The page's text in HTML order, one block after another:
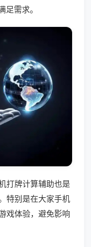
需求。
打牌计算辅助也是
特别是在大家手机
戏体验，避免影响